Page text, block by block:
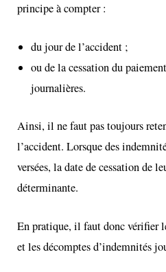
principe à compter :
du jour de l’accident ;
ou de la cessation du
journalières.
Ainsi, il ne faut pas toujours
l’accident. Lorsque des
versées, la date de cessation de
déterminante.
En pratique, il faut donc vérifier
et les décomptes d’indemnités